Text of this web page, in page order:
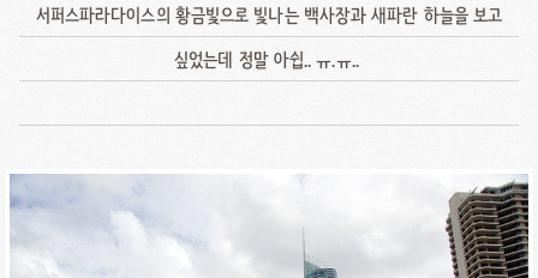
서퍼스파라다이스의 황금빛으로 빛나는 백사장과 새파란 하늘을 보고
싶었는데 정말 아쉽.. ㅠ.ㅠ..